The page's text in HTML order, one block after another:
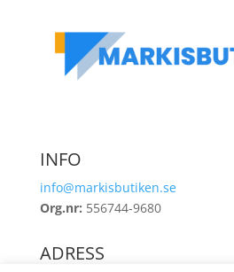
INFO
info@markisbutiken.se
Org.nr: 556744-9680
ADRESS